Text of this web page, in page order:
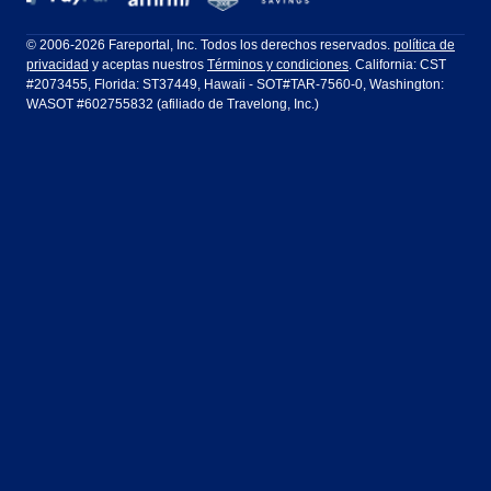
LATAM Airlines Lufthansa
Air Europa Turkish Airlines
Ft Lauderdale Honolulu
Houston Las Vegas
Los Ángeles Miami
Dublín Frankfurt
Guadalajara Lima
© 2006-2026 Fareportal, Inc. Todos los derechos reservados. política de
privacidad y aceptas nuestros Términos y condiciones. California: CST
#2073455, Florida: ST37449, Hawaii - SOT#TAR-7560-0, Washington:
WASOT #602755832 (afiliado de Travelong, Inc.)